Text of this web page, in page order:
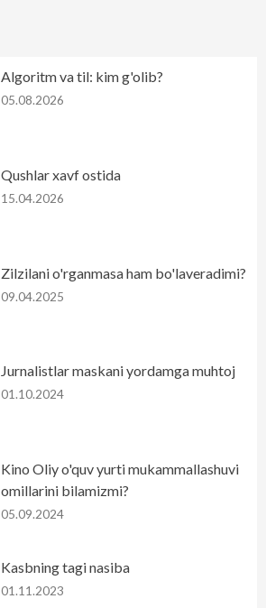
Algoritm va til: kim g'olib?
05.08.2026
Qushlar xavf ostida
15.04.2026
Zilzilani o'rganmasa ham bo'laveradimi?
09.04.2025
Jurnalistlar maskani yordamga muhtoj
01.10.2024
Kino Oliy o'quv yurti mukammallashuvi
omillarini bilamizmi?
05.09.2024
Kasbning tagi nasiba
01.11.2023